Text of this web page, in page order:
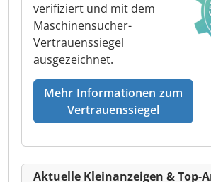
verifiziert und mit dem
Maschinensucher-
Vertrauenssiegel
ausgezeichnet.
Mehr Informationen zum
Vertrauenssiegel
Aktuelle Kleinanzeigen & Top-